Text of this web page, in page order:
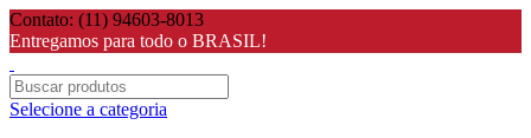
Contato: (11) 94603-8013
Entregamos para todo o BRASIL!
Selecione a categoria